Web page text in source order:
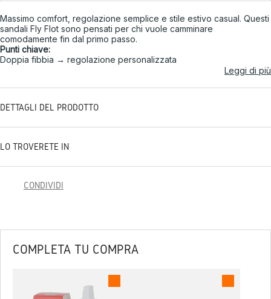
Massimo comfort, regolazione semplice e stile estivo casual. Questi
sandali Fly Flot sono pensati per chi vuole camminare
comodamente fin dal primo passo.
Punti chiave:
Doppia fibbia → regolazione personalizzata
Leggi di più
DETTAGLI DEL PRODOTTO
LO TROVERETE IN
CONDIVIDI
COMPLETA TU COMPRA